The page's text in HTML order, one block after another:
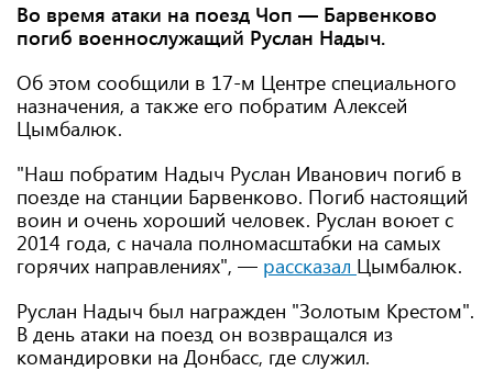
Во время атаки на поезд Чоп — Барвенково
погиб военнослужащий Руслан Надыч.
Об этом сообщили в 17-м Центре специального
назначения, а также его побратим Алексей
Цымбалюк.
"Наш побратим Надыч Руслан Иванович погиб в
поезде на станции Барвенково. Погиб настоящий
воин и очень хороший человек. Руслан воюет с
2014 года, с начала полномасштабки на самых
горячих направлениях", — рассказал Цымбалюк.
Руслан Надыч был награжден "Золотым Крестом".
В день атаки на поезд он возвращался из
командировки на Донбасс, где служил.